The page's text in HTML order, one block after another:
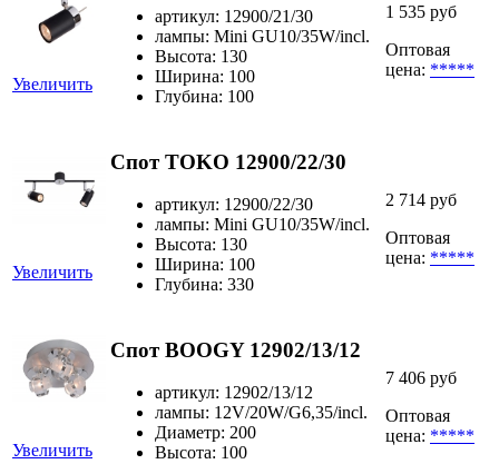
Увеличить
артикул: 12900/21/30
лампы: Mini GU10/35W/incl.
Высота: 130
Ширина: 100
Глубина: 100
1 535 руб
Оптовая
цена: *****
Увеличить
Спот TOKO 12900/22/30
артикул: 12900/22/30
лампы: Mini GU10/35W/incl.
Высота: 130
Ширина: 100
Глубина: 330
2 714 руб
Оптовая
цена: *****
Увеличить
Спот BOOGY 12902/13/12
артикул: 12902/13/12
лампы: 12V/20W/G6,35/incl.
Диаметр: 200
Высота: 100
7 406 руб
Оптовая
цена: *****